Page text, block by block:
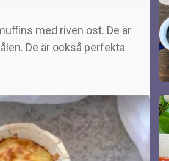
med riven ost. De är
De är också perfekta